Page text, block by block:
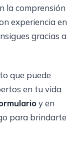
la comprensión
experiencia en
gracias a
que puede
en tu vida
y en
para brindarte